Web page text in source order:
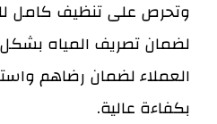
وتحرص على تنظيف كامل
لضمان تصريف المياه
العملاء لضمان رضاهم
بكفاءة عالية.